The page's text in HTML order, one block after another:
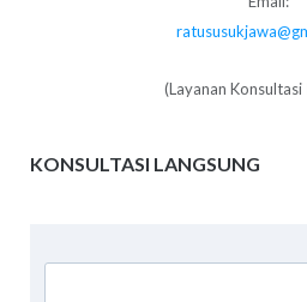
(Layanan Konsultasi
KONSULTASI LANGSUNG